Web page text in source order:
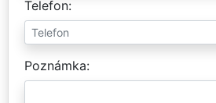
Telefon
Poznámka